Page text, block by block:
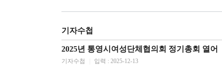
기자수첩
2025년 통영시여성단체협의회 정기총회 열어
기자수첩 입력 : 2025-12-13